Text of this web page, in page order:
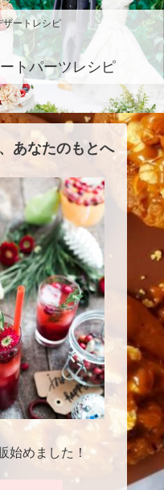
ザートレシピ
トパーツレシピ
あなたのもとへ
始めました！